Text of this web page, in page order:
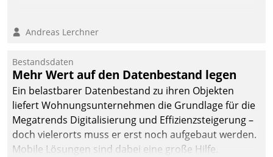
Entscheidungen.
Andreas Lerchner
Bestandsdaten
Mehr Wert auf den Datenbestand legen
Ein belastbarer Datenbestand zu ihren Objekten
liefert Wohnungsunternehmen die Grundlage für die
Megatrends Digitalisierung und Effizienzsteigerung –
doch vielerorts muss er erst noch aufgebaut werden.
Mobile Lösungen sind dabei eine große Hilfe.